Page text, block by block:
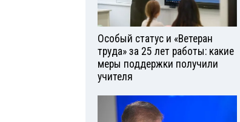
Особый статус и «Ветеран
труда» за 25 лет работы: какие
меры поддержки получили
учителя